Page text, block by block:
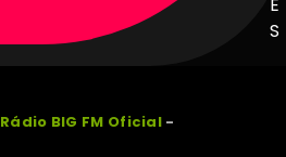
E
S
Rádio BIG FM Oficial -